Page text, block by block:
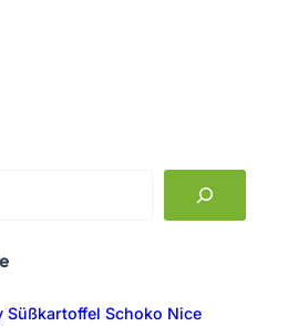
Süßkartoffel Schoko Nice